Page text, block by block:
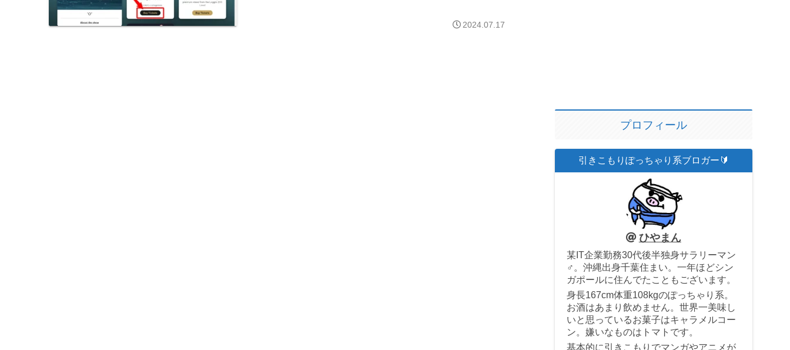
2024.07.17
プロフィール
引きこもりぽっちゃり系ブロガー🔰
ひやまん
某IT企業勤務30代後半独身サラリーマン
♂。沖縄出身千葉住まい。一年ほどシン
ガポールに住んでたこともございます。
身長167cm体重108kgのぽっちゃり系。
お酒はあまり飲めません。世界一美味し
いと思っているお菓子はキャラメルコー
ン。嫌いなものはトマトです。
基本的に引きこもりでマンガやアニメが